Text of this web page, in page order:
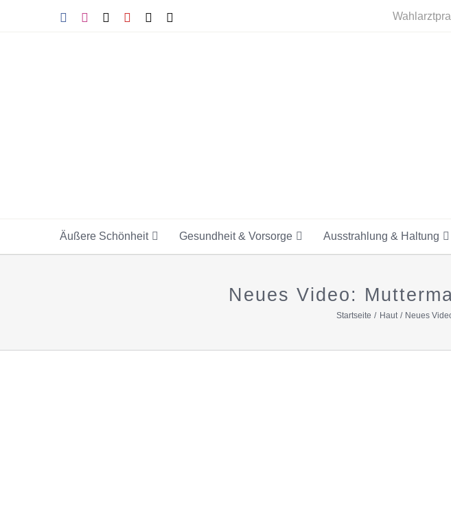
FacebookInstagram
Tiktok YouTube
Äußere Schönheit Gesundheit & Vorsorge Ausstrahlung & Haltung
Neues Video:
Startseite Haut Neues